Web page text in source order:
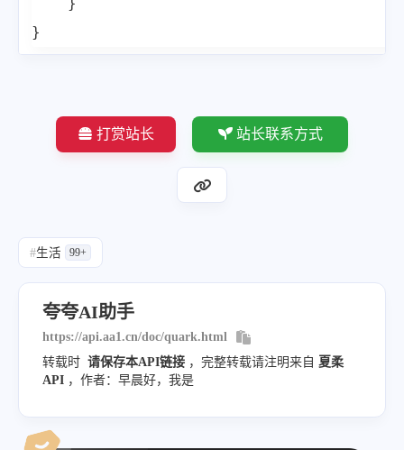
}
打赏站长 站长联系方式
#生活 99+
夸夸AI助手
https://api.aa1.cn/doc/quark.html
转载时 请保存本API链接 ，完整转载请注明来自 夏柔
API ，作者：早晨好，我是